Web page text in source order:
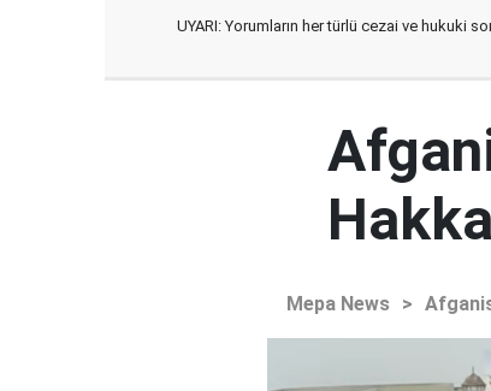
UYARI: Yorumların her türlü cezai ve hukuki
Mepa News >